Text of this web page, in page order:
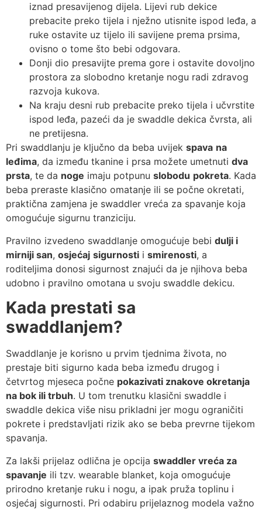
iznad presavijenog dijela. Lijevi rub dekice
prebacite preko tijela i nježno utisnite ispod leđa, a
ruke ostavite uz tijelo ili savijene prema prsima,
ovisno o tome što bebi odgovara.
Donji dio presavijte prema gore i ostavite dovoljno
prostora za slobodno kretanje nogu radi zdravog
razvoja kukova.
Na kraju desni rub prebacite preko tijela i učvrstite
ispod leđa, pazeći da je swaddle dekica čvrsta, ali
ne pretijesna.
Pri swaddlanju je ključno da beba uvijek spava na
leđima, da između tkanine i prsa možete umetnuti dva
prsta, te da noge imaju potpunu slobodu pokreta. Kada
beba preraste klasično omatanje ili se počne okretati,
praktična zamjena je swaddler vreća za spavanje koja
omogućuje sigurnu tranziciju.
Pravilno izvedeno swaddlanje omogućuje bebi dulji i
mirniji san, osjećaj sigurnosti i smirenosti, a
roditeljima donosi sigurnost znajući da je njihova beba
udobno i pravilno omotana u svoju swaddle dekicu.
Kada prestati sa
swaddlanjem?
Swaddlanje je korisno u prvim tjednima života, no
prestaje biti sigurno kada beba između drugog i
četvrtog mjeseca počne pokazivati znakove okretanja
na bok ili trbuh. U tom trenutku klasični swaddle i
swaddle dekica više nisu prikladni jer mogu ograničiti
pokrete i predstavljati rizik ako se beba prevrne tijekom
spavanja.
Za lakši prijelaz odlična je opcija swaddler vreća za
spavanje ili tzv. wearable blanket, koja omogućuje
prirodno kretanje ruku i nogu, a ipak pruža toplinu i
osjećaj sigurnosti. Pri odabiru prijelaznog modela važno